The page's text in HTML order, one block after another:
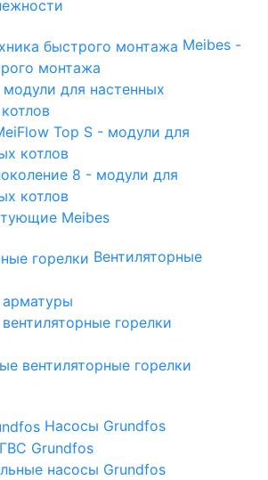
Meibes -
монтажа
для настенных
Top S - модули для
котлов
8 - модули для
котлов
Meibes
Вентиляторные
арматуры
горелки
вентиляторные горелки
Насосы Grundfos
Grundfos
насосы Grundfos